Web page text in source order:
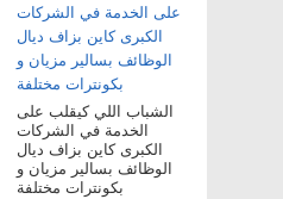
الشباب اللي كيقلب على
الخدمة في الشركات
الكبرى كاين بزاف ديال
الوظائف بسالير مزيان و
بكونترات مختلفة